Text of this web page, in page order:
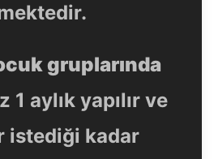
gruplarında
1 aylık yapılır ve
istediği kadar